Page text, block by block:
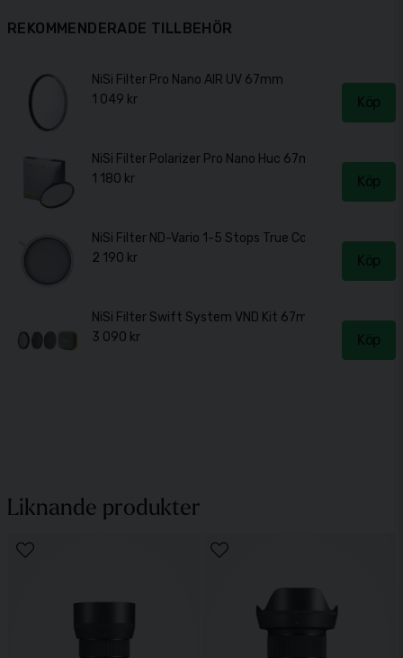
Liknande produkter
REKOMMENDERADE TILLBEHÖR
NiSi Filter Pro Nano AIR UV 67mm
1 049 kr
Köp
NiSi Filter Polarizer Pro Nano Huc 67mm
1 180 kr
Köp
NiSi Filter ND-Vario 1-5 Stops True Color 67mm
2 190 kr
Köp
NiSi Filter Swift System VND Kit 67mm
3 090 kr
Köp